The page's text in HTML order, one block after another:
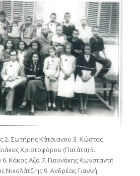
2. Σωτήρης Κάτσιανου 3. Κώστας
Χριστοφόρου (Πατάτα) 5.
Κάκος Αζά 7. Γιαννάκης Κωνσταντή
Νικολάτζιης 9. Ανδρέας Γιαννή